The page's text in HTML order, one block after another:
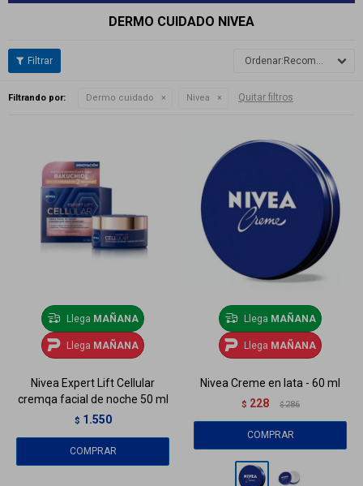
DERMO CUIDADO NIVEA
Recomendados
Filtrando por: Dermo cuidado Nivea Quitar filtros
Llega MAÑANA
Llega MAÑANA
Nivea Expert Lift Cellular
cremqa facial de noche 50 ml
$ 1.550
Llega MAÑANA
Llega MAÑANA
Nivea Creme en lata - 60 ml
$ 228 $ 286